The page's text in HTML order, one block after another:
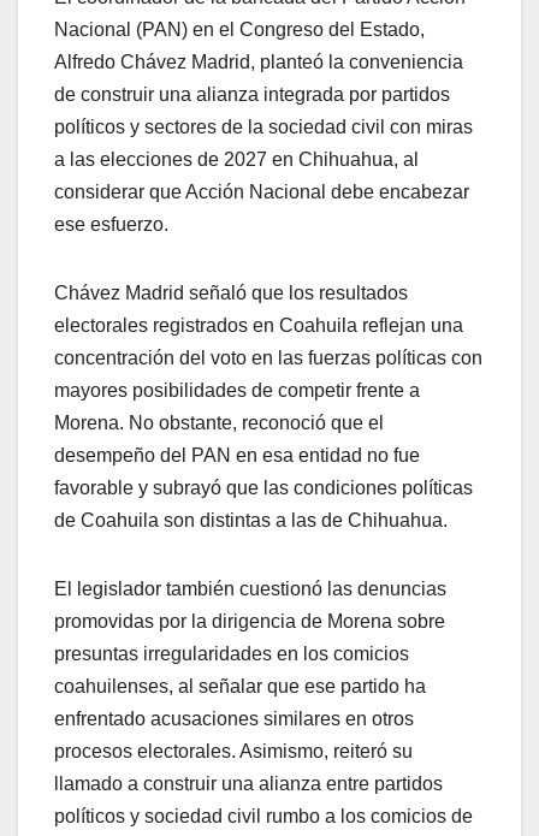
Nacional (PAN) en el Congreso del Estado,
Alfredo Chávez Madrid, planteó la conveniencia
de construir una alianza integrada por partidos
políticos y sectores de la sociedad civil con miras
a las elecciones de 2027 en Chihuahua, al
considerar que Acción Nacional debe encabezar
ese esfuerzo.
Chávez Madrid señaló que los resultados
electorales registrados en Coahuila reflejan una
concentración del voto en las fuerzas políticas con
mayores posibilidades de competir frente a
Morena. No obstante, reconoció que el
desempeño del PAN en esa entidad no fue
favorable y subrayó que las condiciones políticas
de Coahuila son distintas a las de Chihuahua.
El legislador también cuestionó las denuncias
promovidas por la dirigencia de Morena sobre
presuntas irregularidades en los comicios
coahuilenses, al señalar que ese partido ha
enfrentado acusaciones similares en otros
procesos electorales. Asimismo, reiteró su
llamado a construir una alianza entre partidos
políticos y sociedad civil rumbo a los comicios de